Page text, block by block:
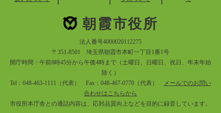
朝霞市役所
法人番号4000020112275
〒351-8501 埼玉県朝霞市本町一丁目1番1号
開庁時間：午前8時45分から午後4時まで（土曜日、日曜日、祝日、年末年始
除く）
Tel：048-463-1111（代表） Fax：048-467-0770（代表）
メールでのお問い
合わせはこちらから
市役所本庁舎との通話内容は、応対品質向上などを目的に録音しています。